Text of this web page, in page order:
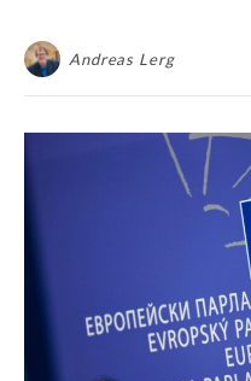
Andreas Lerg